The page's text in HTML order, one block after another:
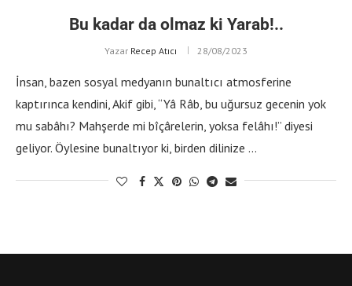
Bu kadar da olmaz ki Yarab!..
Yazar Recep Atıcı 28/08/2023
İnsan, bazen sosyal medyanın bunaltıcı atmosferine
kaptırınca kendini, Akif gibi, “Yâ Râb, bu uğursuz gecenin yok
mu sabâhı? Mahşerde mi bîçârelerin, yoksa felâhı!” diyesi
geliyor. Öylesine bunaltıyor ki, birden dilinize …